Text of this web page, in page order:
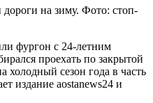
на зиму. Фото: стоп-
фургон с 24-летним
проехать по закрытой
холодный сезон года в часть
издание aostanews24 и